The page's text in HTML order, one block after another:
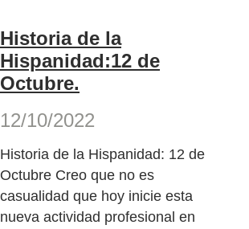
Historia de la
Hispanidad:12 de
Octubre.
12/10/2022
Historia de la Hispanidad: 12 de
Octubre Creo que no es
casualidad que hoy inicie esta
nueva actividad profesional en